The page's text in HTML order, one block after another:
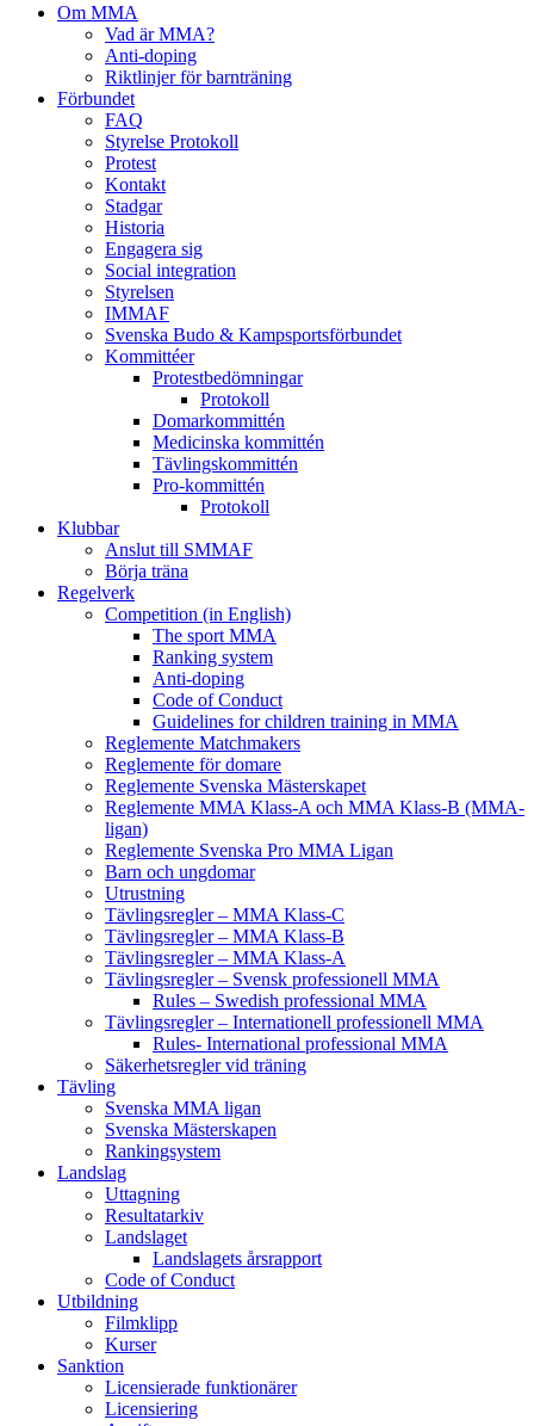
Om MMA
Vad är MMA?
Anti-doping
Riktlinjer för barnträning
Förbundet
FAQ
Styrelse Protokoll
Protest
Kontakt
Stadgar
Historia
Engagera sig
Social integration
Styrelsen
IMMAF
Svenska Budo & Kampsportsförbundet
Kommittéer
Protestbedömningar
Protokoll
Domarkommittén
Medicinska kommittén
Tävlingskommittén
Pro-kommittén
Protokoll
Klubbar
Anslut till SMMAF
Börja träna
Regelverk
Competition (in English)
The sport MMA
Ranking system
Anti-doping
Code of Conduct
Guidelines for children training in MMA
Reglemente Matchmakers
Reglemente för domare
Reglemente Svenska Mästerskapet
Reglemente MMA Klass-A och MMA Klass-B (MMA-
ligan)
Reglemente Svenska Pro MMA Ligan
Barn och ungdomar
Utrustning
Tävlingsregler – MMA Klass-C
Tävlingsregler – MMA Klass-B
Tävlingsregler – MMA Klass-A
Tävlingsregler – Svensk professionell MMA
Rules – Swedish professional MMA
Tävlingsregler – Internationell professionell MMA
Rules- International professional MMA
Säkerhetsregler vid träning
Tävling
Svenska MMA ligan
Svenska Mästerskapen
Rankingsystem
Landslag
Uttagning
Resultatarkiv
Landslaget
Landslagets årsrapport
Code of Conduct
Utbildning
Filmklipp
Kurser
Sanktion
Licensierade funktionärer
Licensiering